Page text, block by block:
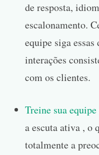
de resposta,
escalonamento.
equipe siga
interações
com os clientes.
Treine sua
a escuta ativa , o
totalmente a